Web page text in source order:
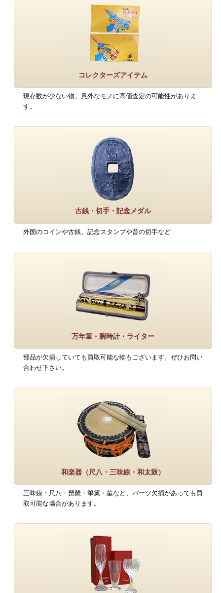
コレクターズアイテム
現存数が少ない物、意外なモノに高価査定の可能性がありま
す。
古銭・切手・記念メダル
外国のコインや古銭、記念スタンプや昔の切手など
万年筆・腕時計・ライター
部品が欠損していても買取可能な物もございます。ぜひお問い
合わせ下さい。
和楽器（尺八・三味線・和太鼓）
三味線・尺八・琵琶・篳篥・笙など、パーツ欠損があっても買
取可能な場合があります。